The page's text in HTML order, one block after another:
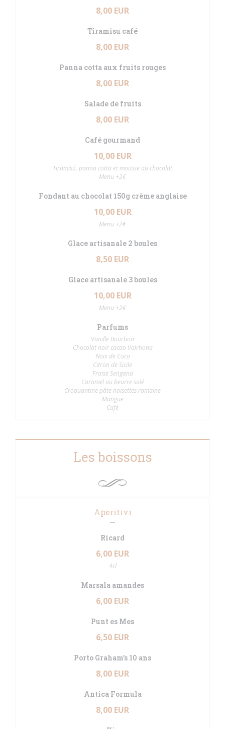
8,00 EUR
Tiramisu café
8,00 EUR
Panna cotta aux fruits rouges
8,00 EUR
Salade de fruits
8,00 EUR
Café gourmand
10,00 EUR
Tiramisù, panna cotta et mousse au chocolat
Menu +2€
Fondant au chocolat 150g crème anglaise
10,00 EUR
Menu +2€
Glace artisanale 2 boules
8,50 EUR
Glace artisanale 3 boules
10,00 EUR
Menu +2€
Parfums
Vanille Bourbon
Chocolat noir cacao Valrhona
Noix de Coco
Citron de Sicile
Fraise Sengana
Caramel au beurre salé
Croquantine pâte noisettes romaine
Mangue
Café
Les boissons
Aperitivi
Ricard
6,00 EUR
4cl
Marsala amandes
6,00 EUR
Punt es Mes
6,50 EUR
Porto Graham’s 10 ans
8,00 EUR
Antica Formula
8,00 EUR